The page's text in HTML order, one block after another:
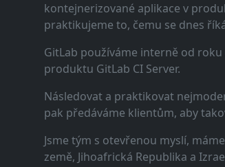
kontejnerizované aplikace v
praktikujeme to, čemu se dnes
GitLab používáme interně od
produktu GitLab CI Server.
Následovat a praktikovat
pak předáváme klientům, aby
Jsme tým s otevřenou myslí,
země, Jihoafrická Republika a